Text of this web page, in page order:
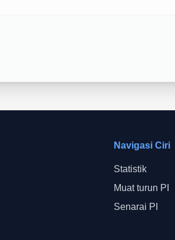
Navigasi Ciri
Statistik
Muat turun PI
Senarai PI